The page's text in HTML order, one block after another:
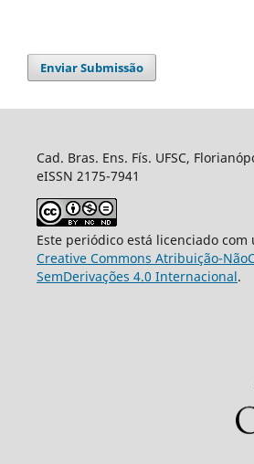
Enviar Submissão
Cad. Bras. Ens. Fís. UFSC,
eISSN 2175-7941
Este periódico está licenciado com
Creative Commons Atribuição-
SemDerivações 4.0 Internacional.